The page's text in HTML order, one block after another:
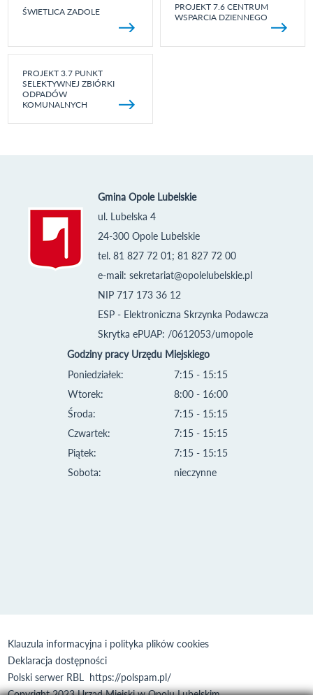
ŚWIETLICA ZADOLE
PROJEKT 7.6 CENTRUM
WSPARCIA DZIENNEGO
PROJEKT 3.7 PUNKT
SELEKTYWNEJ ZBIÓRKI
ODPADÓW
KOMUNALNYCH
Gmina Opole Lubelskie
ul. Lubelska 4
24-300 Opole Lubelskie
tel. 81 827 72 01; 81 827 72 00
e-mail: sekretariat@opolelubelskie.pl
NIP 717 173 36 12
ESP - Elektroniczna Skrzynka Podawcza
Skrytka ePUAP: /0612053/umopole
Godziny pracy Urzędu Miejskiego
Poniedziałek:
Wtorek:
Środa:
Czwartek:
Piątek:
Sobota:
7:15 - 15:15
8:00 - 16:00
7:15 - 15:15
7:15 - 15:15
7:15 - 15:15
nieczynne
Klauzula informacyjna i polityka plików cookies
Deklaracja dostępności
Polski serwer RBL https://polspam.pl/